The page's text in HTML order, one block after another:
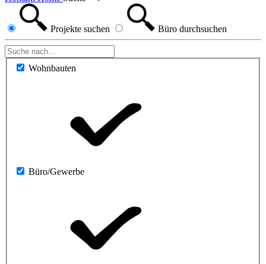
Projekte suchen Büro durchsuchen
Wohnbauten
Büro/Gewerbe